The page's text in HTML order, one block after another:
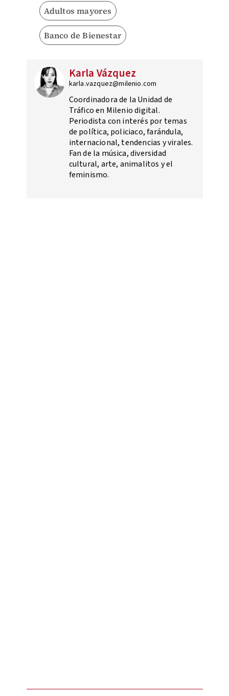
Adultos mayores
Banco de Bienestar
Karla Vázquez
karla.vazquez@milenio.com
Coordinadora de la Unidad de
Tráfico en Milenio digital.
Periodista con interés por temas
de política, policiaco, farándula,
internacional, tendencias y virales.
Fan de la música, diversidad
cultural, arte, animalitos y el
feminismo.